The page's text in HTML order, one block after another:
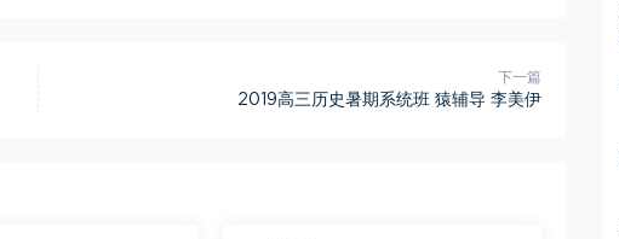
下一篇
2019高三历史暑期系统班 猿辅导 李美伊